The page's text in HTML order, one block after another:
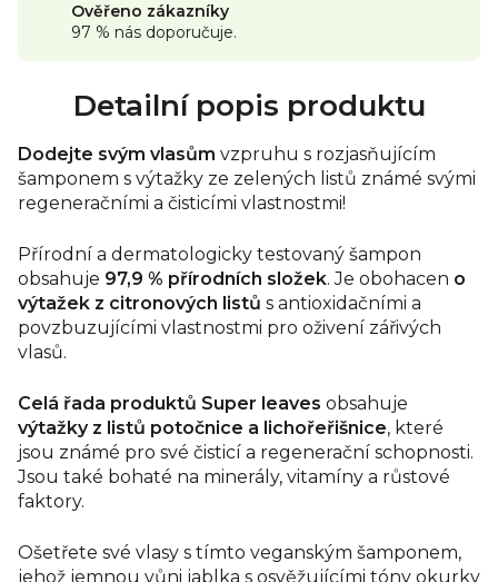
Ověřeno zákazníky
97 % nás doporučuje.
Detailní popis produktu
Dodejte svým vlasům vzpruhu s rozjasňujícím
šamponem s výtažky ze zelených listů známé svými
regeneračními a čisticími vlastnostmi!
Přírodní a dermatologicky testovaný šampon
obsahuje 97,9 % přírodních složek. Je obohacen o
výtažek z citronových listů s antioxidačními a
povzbuzujícími vlastnostmi pro oživení zářivých
vlasů.
Celá řada produktů Super leaves obsahuje
výtažky z listů potočnice a lichořeřišnice, které
jsou známé pro své čisticí a regenerační schopnosti.
Jsou také bohaté na minerály, vitamíny a růstové
faktory.
Ošetřete své vlasy s tímto veganským šamponem,
jehož jemnou vůni jablka s osvěžujícími tóny okurky